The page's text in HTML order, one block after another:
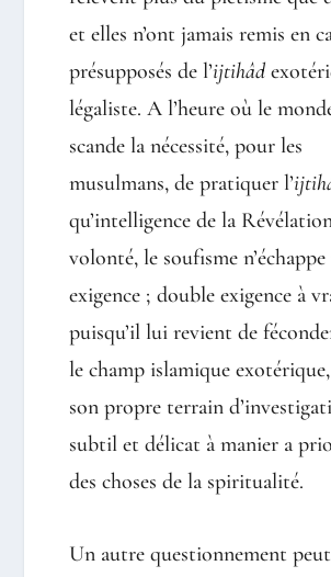
et elles n’ont jamais remis en
présupposés de l’ijtihâd
légaliste. A l’heure où le
scande la nécessité, pour les
musulmans, de pratiquer l’
qu’intelligence de la
volonté, le soufisme
exigence ; double exigence à
puisqu’il lui revient de
le champ islamique
son propre terrain
subtil et délicat à manier a
des choses de la spiritualité.
Un autre questionnement